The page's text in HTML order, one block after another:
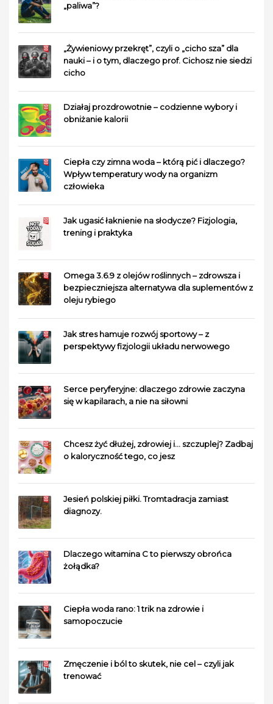
„paliwa”?
„Żywieniowy przekręt”, czyli o „cicho sza” dla
nauki – i o tym, dlaczego prof. Cichosz nie siedzi
cicho
Działaj prozdrowotnie – codzienne wybory i
obniżanie kalorii
Ciepła czy zimna woda – którą pić i dlaczego?
Wpływ temperatury wody na organizm
człowieka
Jak ugasić łaknienie na słodycze? Fizjologia,
trening i praktyka
Omega 3.6.9 z olejów roślinnych – zdrowsza i
bezpieczniejsza alternatywa dla suplementów z
oleju rybiego
Jak stres hamuje rozwój sportowy – z
perspektywy fizjologii układu nerwowego
Serce peryferyjne: dlaczego zdrowie zaczyna
się w kapilarach, a nie na siłowni
Chcesz żyć dłużej, zdrowiej i… szczuplej? Zadbaj
o kaloryczność tego, co jesz
Jesień polskiej piłki. Tromtadracja zamiast
diagnozy.
Dlaczego witamina C to pierwszy obrońca
żołądka?
Ciepła woda rano: 1 trik na zdrowie i
samopoczucie
Zmęczenie i ból to skutek, nie cel – czyli jak
trenować